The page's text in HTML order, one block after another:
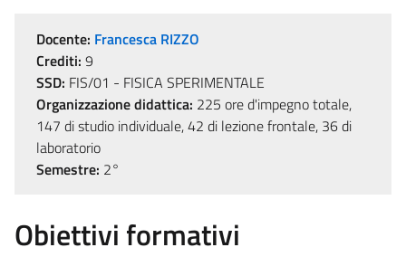
Docente: Francesca RIZZO
Crediti: 9
SSD: FIS/01 - FISICA SPERIMENTALE
Organizzazione didattica: 225 ore d'impegno totale,
147 di studio individuale, 42 di lezione frontale, 36 di
laboratorio
Semestre: 2°
Obiettivi formativi